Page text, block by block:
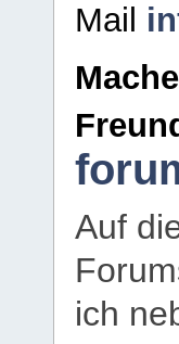
Mail
Auf
ich